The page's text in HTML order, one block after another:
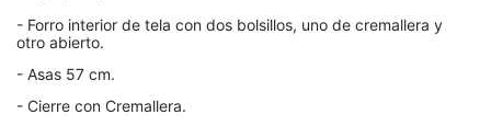
- Forro interior de tela con dos bolsillos, uno de cremallera y
otro abierto.
- Asas 57 cm.
- Cierre con Cremallera.